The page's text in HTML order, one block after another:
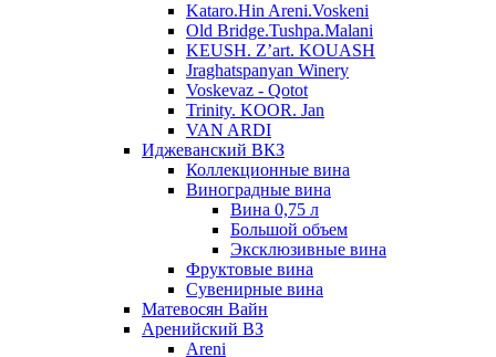
Kataro.Hin Areni.Voskeni
Old Bridge.Tushpa.Malani
KEUSH. Z’art. KOUASH
Jraghatspanyan Winery
Voskevaz - Qotot
Trinity. KOOR. Jan
VAN ARDI
Иджеванский ВКЗ
Коллекционные вина
Виноградные вина
Вина 0,75 л
Большой объем
Эксклюзивные вина
Фруктовые вина
Cувенирные вина
Матевосян Вайн
Аренийский ВЗ
Areni